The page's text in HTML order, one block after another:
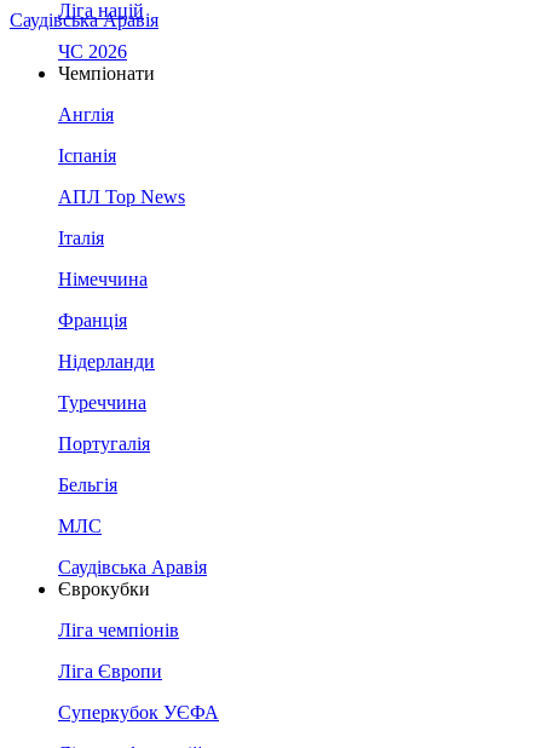
Саудівська Аравія
Ліга націй
ЧС 2026
Чемпіонати
Англія
Іспанія
АПЛ Top News
Італія
Німеччина
Франція
Нідерланди
Туреччина
Португалія
Бельгія
МЛС
Саудівська Аравія
Єврокубки
Ліга чемпіонів
Ліга Європи
Суперкубок УЄФА